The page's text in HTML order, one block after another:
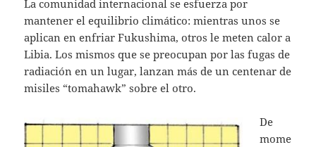
La comunidad internacional se esfuerza por
mantener el equilibrio climático: mientras unos se
aplican en enfriar Fukushima, otros le meten calor a
Libia. Los mismos que se preocupan por las fugas de
radiación en un lugar, lanzan más de un centenar de
misiles “tomahawk” sobre el otro.
De
mome